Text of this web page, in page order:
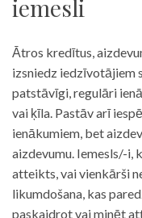
iemesli
Ātros kredītus,
izsniedz iedzīvotājiem
patstāvīgi, regulāri
vai ķīla. Pastāv arī
ienākumiem, bet
aizdevumu. Iemesls/-i,
atteikts, vai vienkārši
likumdošana, kas
paskaidrot vai minēt